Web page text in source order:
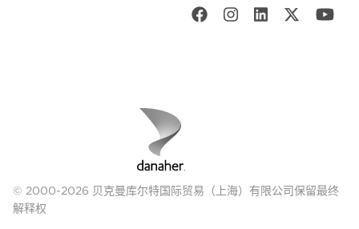
© 2000-2026 贝克曼库尔特国际贸易（上海）有限公司保留最终
解释权